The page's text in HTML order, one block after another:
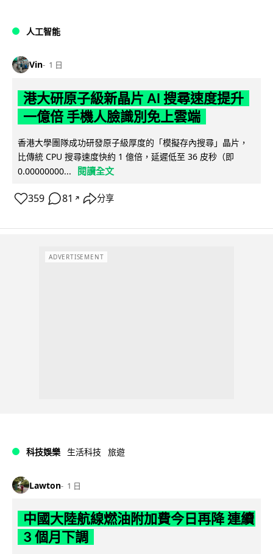
人工智能
Vin 1 日
港大研原子級新晶片 AI 搜尋速度提升
一億倍 手機人臉識別免上雲端
香港大學團隊成功研發原子級厚度的「模擬存內搜尋」晶片，
比傳統 CPU 搜尋速度快約 1 億倍，延遲低至 36 皮秒（即
0.00000000...
閱讀全文
359 81 ↗ 分享
ADVERTISEMENT
科技娛樂 生活科技 旅遊
Lawton 1 日
中國大陸航線燃油附加費今日再降 連續
3 個月下調